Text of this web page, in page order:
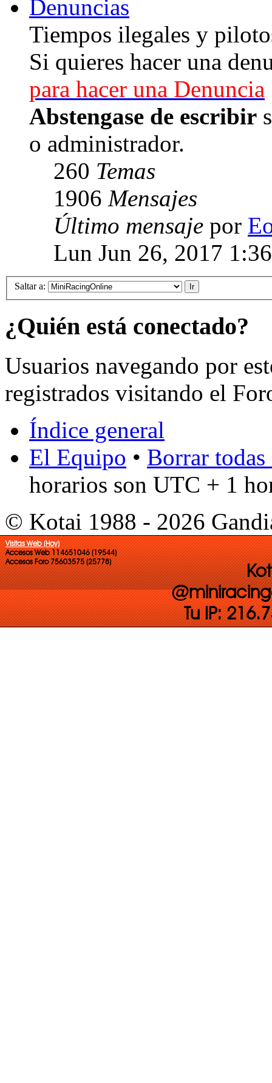
Denuncias
Tiempos ilegales y
Si quieres hacer una
para hacer una Denuncia
Abstengase de escribir
o administrador.
260 Temas
1906 Mensajes
Último mensaje por
Lun Jun 26, 2017
Saltar a:
¿Quién está conectado?
Usuarios navegando por
registrados visitando el
Índice general
El Equipo • Borrar
horarios son UTC + 1
© Kotai 1988 - 2026
Visitas Web (Hoy)
Accesos Web 114651046 (19544)
Accesos Foro 75603575 (25778)
Tu IP: